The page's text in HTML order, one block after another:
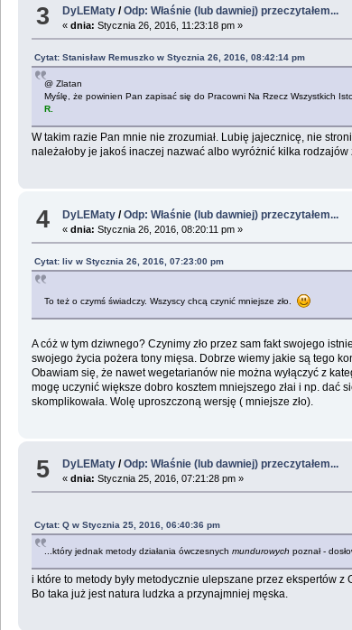
3 DyLEMaty /Odp: Właśnie (lub dawniej) przeczytałem...
«dnia: Stycznia 26, 2016, 11:23:18 pm »
Cytat: Stanisław Remuszko w Stycznia 26, 2016, 08:42:14 pm
@ Zlatan
Myślę, że powinien Pan zapisać się do Pracowni Na Rzecz Wszystkich
R.
W takim razie Pan mnie nie zrozumiał. Lubię jajecznicę, nie
należałoby je jakoś inaczej nazwać albo wyróżnić kilka
4 DyLEMaty /Odp: Właśnie (lub dawniej) przeczytałem...
«dnia: Stycznia 26, 2016, 08:20:11 pm »
Cytat: liv w Stycznia 26, 2016, 07:23:00 pm
To też o czymś świadczy. Wszyscy chcą czynić mniejsze zło.
A cóż w tym dziwnego? Czynimy zło przez sam fakt swojego
swojego życia pożera tony mięsa. Dobrze wiemy jakie są tego
Obawiam się, że nawet wegetarianów nie można wyłączyć z
mogę uczynić większe dobro kosztem mniejszego złai i np. dać
skomplikowała. Wolę uproszczoną wersję ( mniejsze zło).
5 DyLEMaty /Odp: Właśnie (lub dawniej) przeczytałem...
«dnia: Stycznia 25, 2016, 07:21:28 pm »
Cytat: Q w Stycznia 25, 2016, 06:40:36 pm
...który jednak metody działania ówczesnych mundurowych poznał -
i które to metody były metodycznie ulepszane przez ekspertów
Bo taka już jest natura ludzka a przynajmniej męska.